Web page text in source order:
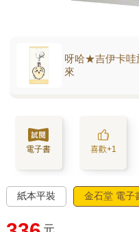
呀哈★吉伊卡哇
來
電子書 喜歡+1
紙本平裝 金石堂 電子